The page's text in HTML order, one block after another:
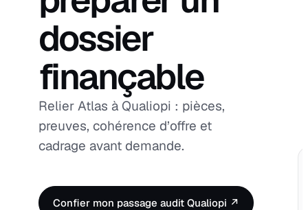
dossier
finançable
Relier Atlas à Qualiopi : pièces,
preuves, cohérence d’offre et
cadrage avant demande.
Confier mon passage audit Qualiopi ↗